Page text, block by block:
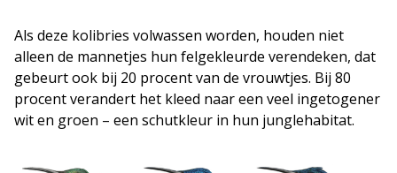
Als deze kolibries volwassen worden, houden niet
alleen de mannetjes hun felgekleurde verendeken, dat
gebeurt ook bij 20 procent van de vrouwtjes. Bij 80
procent verandert het kleed naar een veel ingetogener
wit en groen – een schutkleur in hun junglehabitat.